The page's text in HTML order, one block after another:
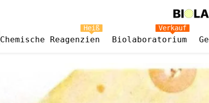
Chemische Reagenzien
Heiß
Biolaboratorium
Verkauf